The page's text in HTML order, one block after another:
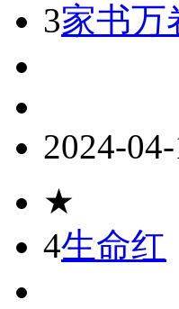
3家书万
2024-
★
4生命红